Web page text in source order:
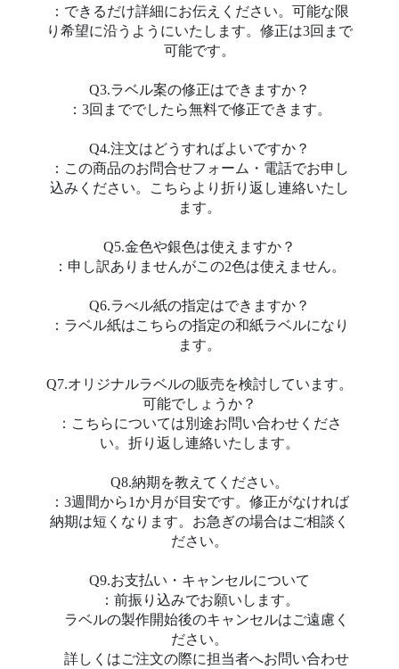
：できるだけ詳細にお伝えください。可能な限
り希望に沿うようにいたします。修正は3回まで
可能です。
Q3.ラベル案の修正はできますか？
：3回まででしたら無料で修正できます。
Q4.注文はどうすればよいですか？
：この商品のお問合せフォーム・電話でお申し
込みください。こちらより折り返し連絡いたし
ます。
Q5.金色や銀色は使えますか？
：申し訳ありませんがこの2色は使えません。
Q6.ラべル紙の指定はできますか？
：ラベル紙はこちらの指定の和紙ラベルになり
ます。
Q7.オリジナルラベルの販売を検討しています。
可能でしょうか？
：こちらについては別途お問い合わせくださ
い。折り返し連絡いたします。
Q8.納期を教えてください。
：3週間から1か月が目安です。修正がなければ
納期は短くなります。お急ぎの場合はご相談く
ださい。
Q9.お支払い・キャンセルについて
：前振り込みでお願いします。
ラベルの製作開始後のキャンセルはご遠慮く
ださい。
詳しくはご注文の際に担当者へお問い合わせ